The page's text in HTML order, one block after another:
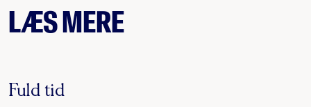
LÆS MERE
Fuld tid